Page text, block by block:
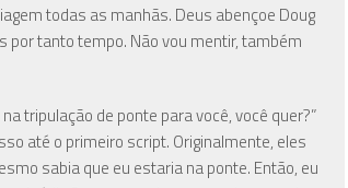
todas as manhãs. Deus abençoe Doug
por tanto tempo. Não vou mentir, também
tripulação de ponte para você, você quer?”
até o primeiro script. Originalmente, eles
sabia que eu estaria na ponte. Então, eu